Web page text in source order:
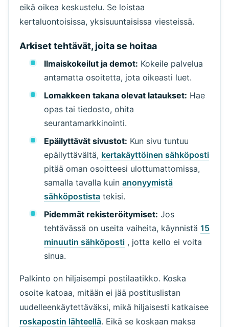
eikä oikea keskustelu. Se loistaa
kertaluontoisissa, yksisuuntaisissa viesteissä.
Arkiset tehtävät, joita se hoitaa
Ilmaiskokeilut ja demot: Kokeile palvelua
antamatta osoitetta, jota oikeasti luet.
Lomakkeen takana olevat lataukset: Hae
opas tai tiedosto, ohita
seurantamarkkinointi.
Epäilyttävät sivustot: Kun sivu tuntuu
epäilyttävältä, kertakäyttöinen sähköposti
pitää oman osoitteesi ulottumattomissa,
samalla tavalla kuin anonyymistä
sähköpostistatekisi.
Pidemmät rekisteröitymiset: Jos
tehtävässä on useita vaiheita, käynnistä 15
minuutin sähköposti, jotta kello ei voita
sinua.
Palkinto on hiljaisempi postilaatikko. Koska
osoite katoaa, mitään ei jää postituslistan
uudelleenkäytettäväksi, mikä hiljaisesti katkaisee
roskapostin lähteellä. Eikä se koskaan maksa